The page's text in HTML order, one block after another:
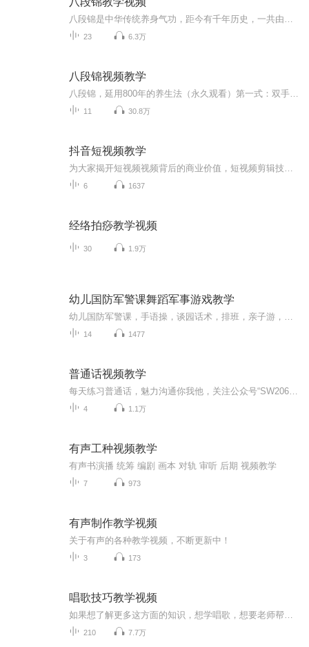
23 6.3万
八段锦视频教学
11 30.8万
抖音短视频教学
6 1637
经络拍痧教学视频
30 1.9万
幼儿国防军警课舞蹈军事游戏教学
14 1477
普通话视频教学
4 1.1万
有声工种视频教学
有声书演播 统筹 编剧 画本 对轨 审听 后期 视频教学
7 973
有声制作教学视频
关于有声的各种教学视频，不断更新中！
3 173
唱歌技巧教学视频
210 7.7万